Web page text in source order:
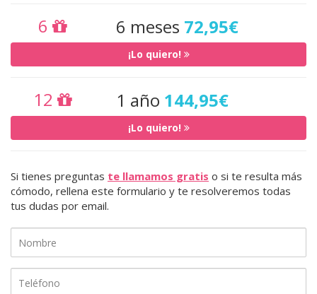
6 6 meses 72,95€
¡Lo quiero!
12 1 año 144,95€
¡Lo quiero!
Si tienes preguntas te llamamos gratis o si te resulta más
cómodo, rellena este formulario y te resolveremos todas
tus dudas por email.